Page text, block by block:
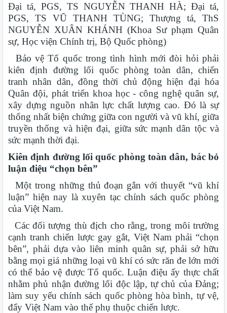
Đại tá, PGS, TS NGUYỄN THANH HÀ; Đại tá,
PGS, TS VŨ THANH TÙNG; Thượng tá, ThS
NGUYỄN XUÂN KHÁNH (Khoa Sư phạm Quân
sự, Học viện Chính trị, Bộ Quốc phòng)
Bảo vệ Tổ quốc trong tình hình mới đòi hỏi phải
kiên định đường lối quốc phòng toàn dân, chiến
tranh nhân dân, đồng thời chủ động hiện đại hóa
Quân đội, phát triển khoa học - công nghệ quân sự,
xây dựng nguồn nhân lực chất lượng cao. Đó là sự
thống nhất biện chứng giữa con người và vũ khí, giữa
truyền thống và hiện đại, giữa sức mạnh dân tộc và
sức mạnh thời đại.
Kiên định đường lối quốc phòng toàn dân, bác bỏ
luận điệu “chọn bên”
Một trong những thủ đoạn gắn với thuyết “vũ khí
luận” hiện nay là xuyên tạc chính sách quốc phòng
của Việt Nam.
Các đối tượng thù địch cho rằng, trong môi trường
cạnh tranh chiến lược gay gắt, Việt Nam phải “chọn
bên”, phải dựa vào liên minh quân sự, phải sở hữu
bằng mọi giá những loại vũ khí có sức răn đe lớn mới
có thể bảo vệ được Tổ quốc. Luận điệu ấy thực chất
nhằm phủ nhận đường lối độc lập, tự chủ của Đảng;
làm suy yếu chính sách quốc phòng hòa bình, tự vệ,
đẩy Việt Nam vào thế phụ thuộc chiến lược.